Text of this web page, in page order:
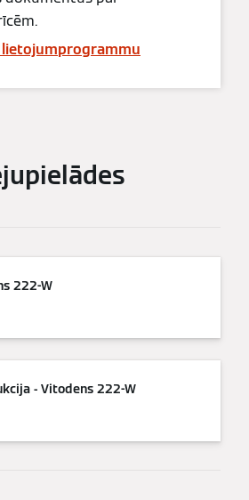
lietojumprogrammu
222-W
- Vitodens 222-W